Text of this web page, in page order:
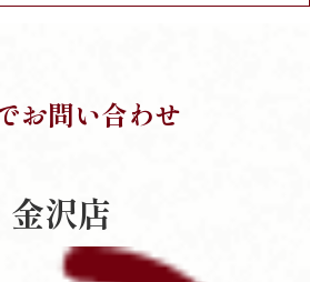
お問い合わせ
金沢店